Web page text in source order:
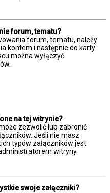
forum, tematu?
forum, tematu, należy
kontem i następnie do karty
można wyłączyć
na tej witrynie?
zezwolić lub zabronić
Jeśli nie masz
typów załączników jest
witryny.
swoje załączniki?